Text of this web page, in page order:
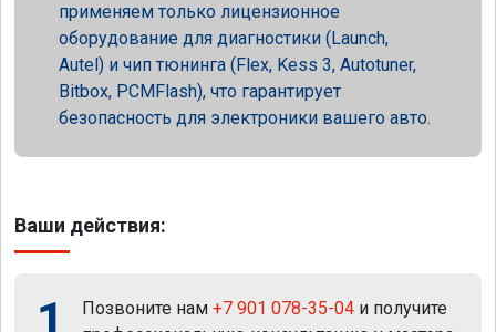
применяем только лицензионное
оборудование для диагностики (Launch,
Autel) и чип тюнинга (Flex, Kess 3, Autotuner,
Bitbox, PCMFlash), что гарантирует
безопасность для электроники вашего авто.
Ваши действия:
1 Позвоните нам +7 901 078-35-04 и получите